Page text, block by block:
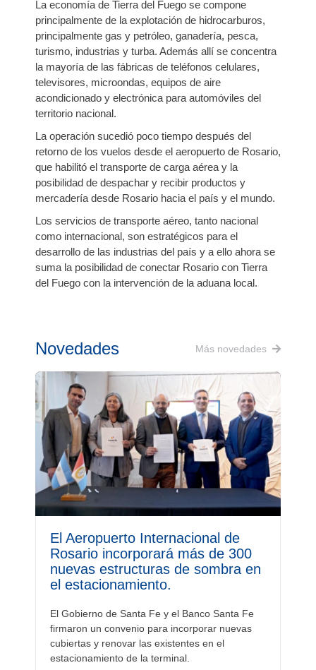
La economía de Tierra del Fuego se compone
principalmente de la explotación de hidrocarburos,
principalmente gas y petróleo, ganadería, pesca,
turismo, industrias y turba. Además allí se concentra
la mayoría de las fábricas de teléfonos celulares,
televisores, microondas, equipos de aire
acondicionado y electrónica para automóviles del
territorio nacional.
La operación sucedió poco tiempo después del
retorno de los vuelos desde el aeropuerto de Rosario,
que habilitó el transporte de carga aérea y la
posibilidad de despachar y recibir productos y
mercadería desde Rosario hacia el país y el mundo.
Los servicios de transporte aéreo, tanto nacional
como internacional, son estratégicos para el
desarrollo de las industrias del país y a ello ahora se
suma la posibilidad de conectar Rosario con Tierra
del Fuego con la intervención de la aduana local.
Novedades Más novedades
El Aeropuerto Internacional de
Rosario incorporará más de 300
nuevas estructuras de sombra en
el estacionamiento.
El Gobierno de Santa Fe y el Banco Santa Fe
firmaron un convenio para incorporar nuevas
cubiertas y renovar las existentes en el
estacionamiento de la terminal.